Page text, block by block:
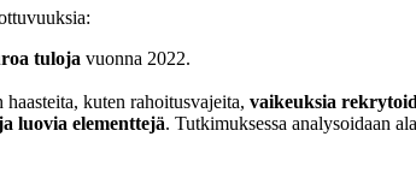
tuloja vuonna 2022.
haasteita, kuten rahoitusvajeita, vaikeuksia
luovia elementtejä. Tutkimuksessa analysoidaan